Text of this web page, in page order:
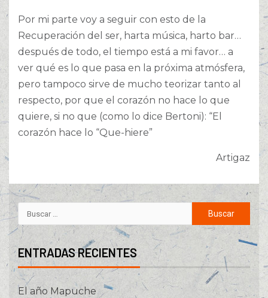
Por mi parte voy a seguir con esto de la
Recuperación del ser, harta música, harto bar…
después de todo, el tiempo está a mi favor… a
ver qué es lo que pasa en la próxima atmósfera,
pero tampoco sirve de mucho teorizar tanto al
respecto, por que el corazón no hace lo que
quiere, si no que (como lo dice Bertoni): “El
corazón hace lo “Que-hiere”
Artigaz
ENTRADAS RECIENTES
El año Mapuche